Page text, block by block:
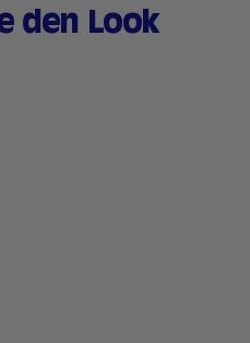
den Look